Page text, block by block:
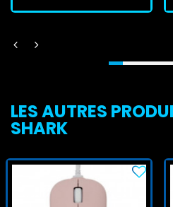
LES AUTRES
SHARK